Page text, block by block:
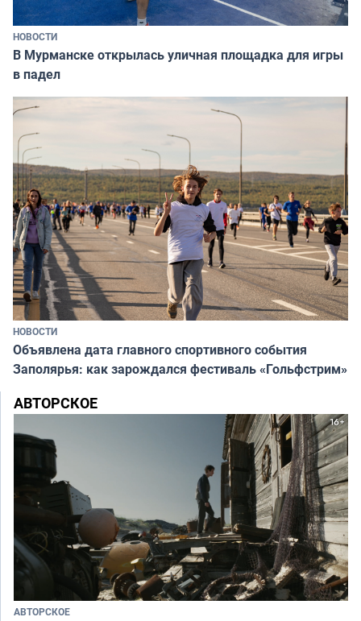
НОВОСТИ
В Мурманске открылась уличная площадка для игры
в падел
НОВОСТИ
Объявлена дата главного спортивного события
Заполярья: как зарождался фестиваль «Гольфстрим»
АВТОРСКОЕ
АВТОРСКОЕ